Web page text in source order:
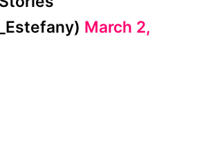
March 2,